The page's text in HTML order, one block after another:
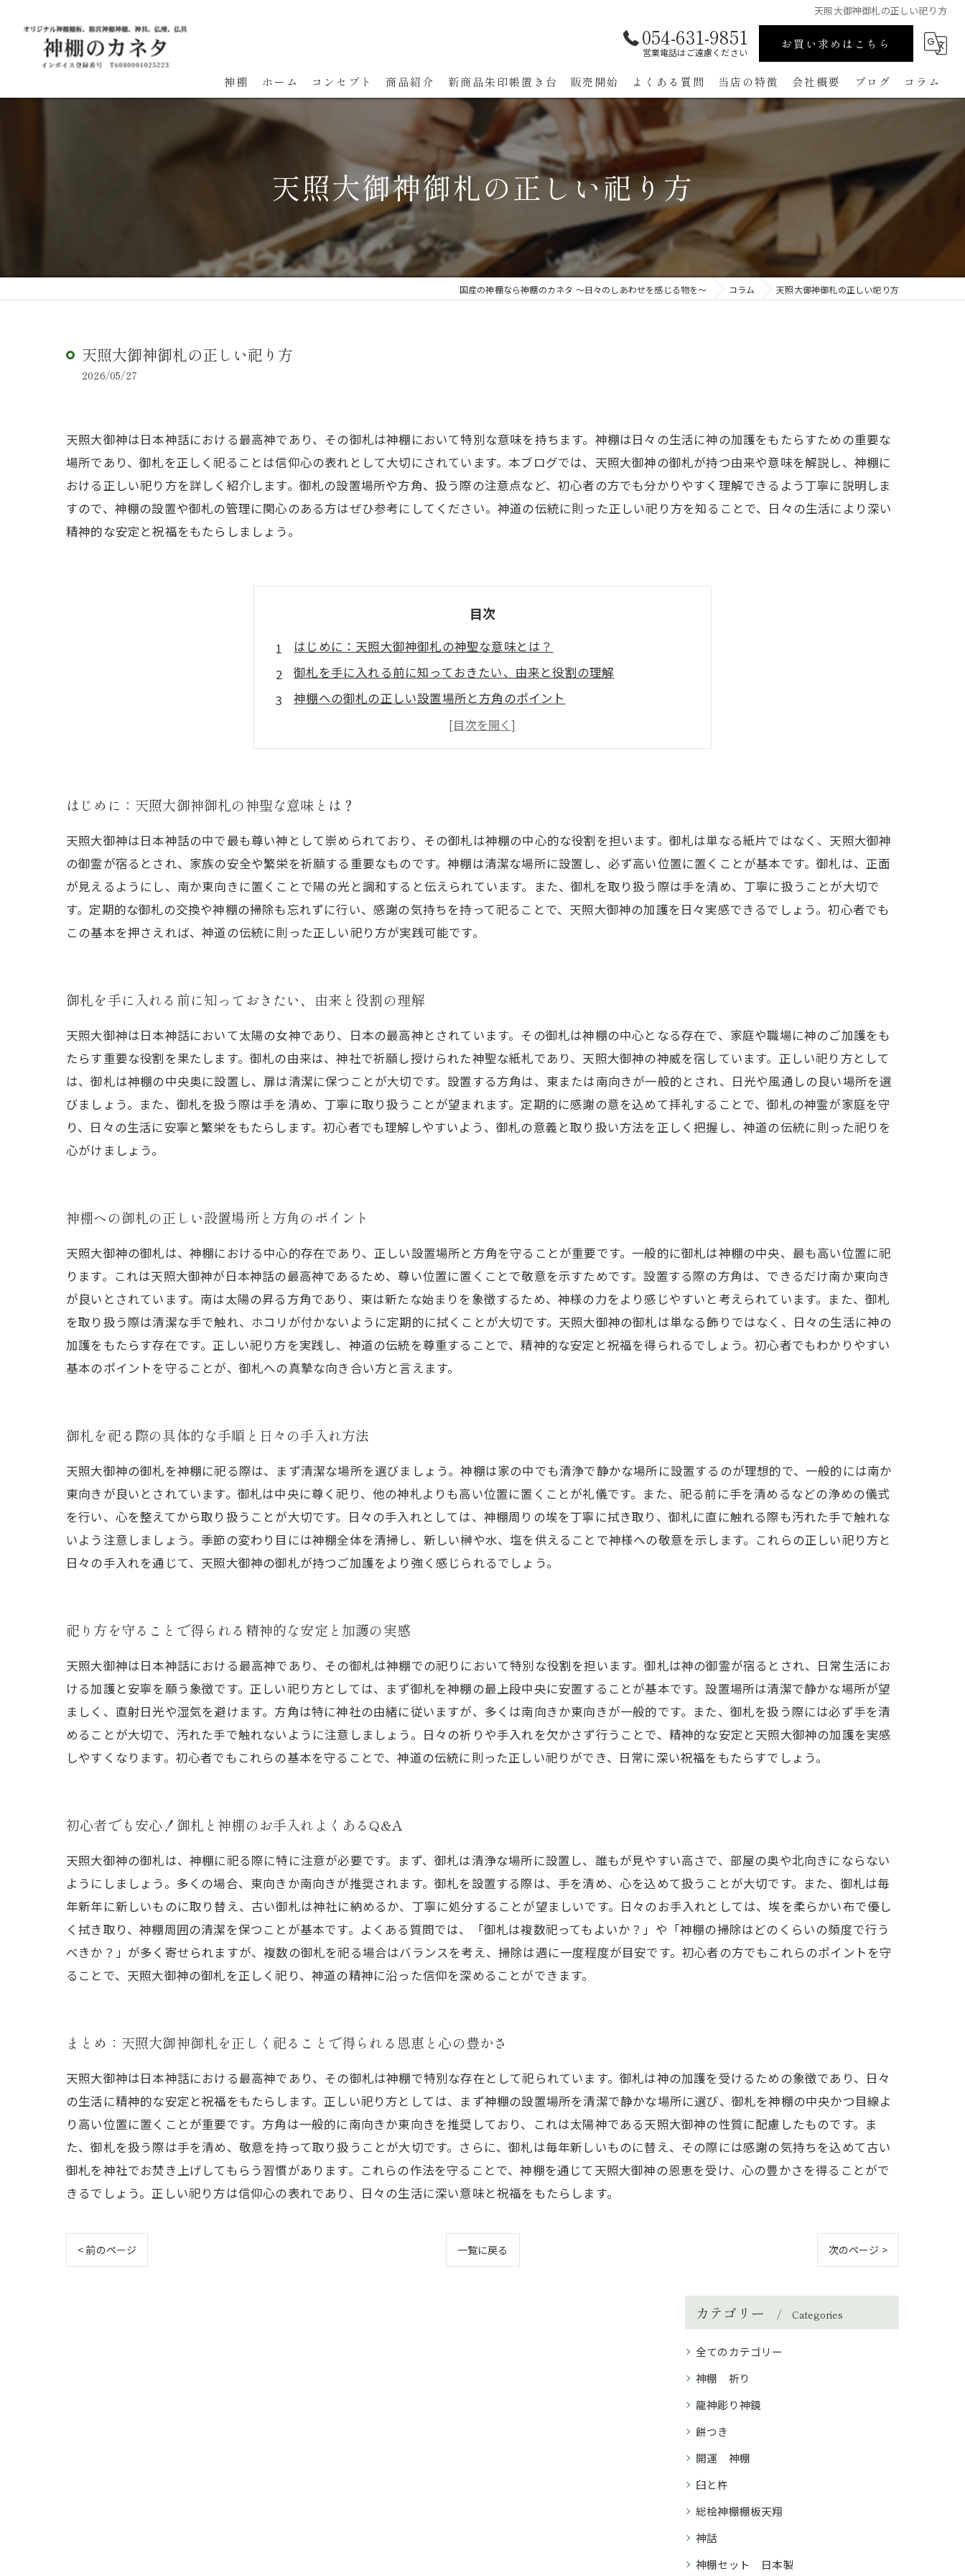
天照大御神御札の正しい祀り方
054-631-9851
営業電話はご遠慮ください
お買い求めはこちら
神棚 ホーム コンセプト 商品紹介 新商品朱印帳置き台 販売開始 よくある質問 当店の特徴
手作り
コンパクト
会社概要 ブログ コラム
天照大御神御札の正しい祀り方
国産の神棚なら神棚のカネタ ～日々のしあわせを感じる物を～ コラム 天照大御神御札の正しい祀り方
天照大御神御札の正しい祀り方
2026/05/27
天照大御神は日本神話における最高神であり、その御札は神棚において特別な意味を持ちます。神棚は日々の生活に神の加護をもたらすための重要な
場所であり、御札を正しく祀ることは信仰心の表れとして大切にされています。本ブログでは、天照大御神の御札が持つ由来や意味を解説し、神棚に
おける正しい祀り方を詳しく紹介します。御札の設置場所や方角、扱う際の注意点など、初心者の方でも分かりやすく理解できるよう丁寧に説明しま
すので、神棚の設置や御札の管理に関心のある方はぜひ参考にしてください。神道の伝統に則った正しい祀り方を知ることで、日々の生活により深い
精神的な安定と祝福をもたらしましょう。
目次
はじめに：天照大御神御札の神聖な意味とは？
御札を手に入れる前に知っておきたい、由来と役割の理解
神棚への御札の正しい設置場所と方角のポイント
御札を祀る際の具体的な手順と日々の手入れ方法
祀り方を守ることで得られる精神的な安定と加護の実感
まとめ：天照大御神御札を正しく祀ることで得られる恩恵と心の豊かさ
はじめに：天照大御神御札の神聖な意味とは？
天照大御神は日本神話の中で最も尊い神として崇められており、その御札は神棚の中心的な役割を担います。御札は単なる紙片ではなく、天照大御神
の御霊が宿るとされ、家族の安全や繁栄を祈願する重要なものです。神棚は清潔な場所に設置し、必ず高い位置に置くことが基本です。御札は、正面
が見えるようにし、南か東向きに置くことで陽の光と調和すると伝えられています。また、御札を取り扱う際は手を清め、丁寧に扱うことが大切で
す。定期的な御札の交換や神棚の掃除も忘れずに行い、感謝の気持ちを持って祀ることで、天照大御神の加護を日々実感できるでしょう。初心者でも
この基本を押さえれば、神道の伝統に則った正しい祀り方が実践可能です。
御札を手に入れる前に知っておきたい、由来と役割の理解
天照大御神は日本神話において太陽の女神であり、日本の最高神とされています。その御札は神棚の中心となる存在で、家庭や職場に神のご加護をも
たらす重要な役割を果たします。御札の由来は、神社で祈願し授けられた神聖な紙札であり、天照大御神の神威を宿しています。正しい祀り方として
は、御札は神棚の中央奥に設置し、扉は清潔に保つことが大切です。設置する方角は、東または南向きが一般的とされ、日光や風通しの良い場所を選
びましょう。また、御札を扱う際は手を清め、丁寧に取り扱うことが望まれます。定期的に感謝の意を込めて拝礼することで、御札の神霊が家庭を守
り、日々の生活に安寧と繁栄をもたらします。初心者でも理解しやすいよう、御札の意義と取り扱い方法を正しく把握し、神道の伝統に則った祀りを
心がけましょう。
神棚への御札の正しい設置場所と方角のポイント
天照大御神の御札は、神棚における中心的存在であり、正しい設置場所と方角を守ることが重要です。一般的に御札は神棚の中央、最も高い位置に祀
ります。これは天照大御神が日本神話の最高神であるため、尊い位置に置くことで敬意を示すためです。設置する際の方角は、できるだけ南か東向き
が良いとされています。南は太陽の昇る方角であり、東は新たな始まりを象徴するため、神様の力をより感じやすいと考えられています。また、御札
を取り扱う際は清潔な手で触れ、ホコリが付かないように定期的に拭くことが大切です。天照大御神の御札は単なる飾りではなく、日々の生活に神の
加護をもたらす存在です。正しい祀り方を実践し、神道の伝統を尊重することで、精神的な安定と祝福を得られるでしょう。初心者でもわかりやすい
基本のポイントを守ることが、御札への真摯な向き合い方と言えます。
御札を祀る際の具体的な手順と日々の手入れ方法
天照大御神の御札を神棚に祀る際は、まず清潔な場所を選びましょう。神棚は家の中でも清浄で静かな場所に設置するのが理想的で、一般的には南か
東向きが良いとされています。御札は中央に尊く祀り、他の神札よりも高い位置に置くことが礼儀です。また、祀る前に手を清めるなどの浄めの儀式
を行い、心を整えてから取り扱うことが大切です。日々の手入れとしては、神棚周りの埃を丁寧に拭き取り、御札に直に触れる際も汚れた手で触れな
いよう注意しましょう。季節の変わり目には神棚全体を清掃し、新しい榊や水、塩を供えることで神様への敬意を示します。これらの正しい祀り方と
日々の手入れを通じて、天照大御神の御札が持つご加護をより強く感じられるでしょう。
祀り方を守ることで得られる精神的な安定と加護の実感
天照大御神は日本神話における最高神であり、その御札は神棚での祀りにおいて特別な役割を担います。御札は神の御霊が宿るとされ、日常生活にお
ける加護と安寧を願う象徴です。正しい祀り方としては、まず御札を神棚の最上段中央に安置することが基本です。設置場所は清潔で静かな場所が望
ましく、直射日光や湿気を避けます。方角は特に神社の由緒に従いますが、多くは南向きか東向きが一般的です。また、御札を扱う際には必ず手を清
めることが大切で、汚れた手で触れないように注意しましょう。日々の祈りや手入れを欠かさず行うことで、精神的な安定と天照大御神の加護を実感
しやすくなります。初心者でもこれらの基本を守ることで、神道の伝統に則った正しい祀りができ、日常に深い祝福をもたらすでしょう。
初心者でも安心！御札と神棚のお手入れよくあるQ&A
天照大御神の御札は、神棚に祀る際に特に注意が必要です。まず、御札は清浄な場所に設置し、誰もが見やすい高さで、部屋の奥や北向きにならない
ようにしましょう。多くの場合、東向きか南向きが推奨されます。御札を設置する際は、手を清め、心を込めて扱うことが大切です。また、御札は毎
年新年に新しいものに取り替え、古い御札は神社に納めるか、丁寧に処分することが望ましいです。日々のお手入れとしては、埃を柔らかい布で優し
く拭き取り、神棚周囲の清潔を保つことが基本です。よくある質問では、「御札は複数祀ってもよいか？」や「神棚の掃除はどのくらいの頻度で行う
べきか？」が多く寄せられますが、複数の御札を祀る場合はバランスを考え、掃除は週に一度程度が目安です。初心者の方でもこれらのポイントを守
ることで、天照大御神の御札を正しく祀り、神道の精神に沿った信仰を深めることができます。
まとめ：天照大御神御札を正しく祀ることで得られる恩恵と心の豊かさ
天照大御神は日本神話における最高神であり、その御札は神棚で特別な存在として祀られています。御札は神の加護を受けるための象徴であり、日々
の生活に精神的な安定と祝福をもたらします。正しい祀り方としては、まず神棚の設置場所を清潔で静かな場所に選び、御札を神棚の中央かつ目線よ
り高い位置に置くことが重要です。方角は一般的に南向きか東向きを推奨しており、これは太陽神である天照大御神の性質に配慮したものです。ま
た、御札を扱う際は手を清め、敬意を持って取り扱うことが大切です。さらに、御札は毎年新しいものに替え、その際には感謝の気持ちを込めて古い
御札を神社でお焚き上げしてもらう習慣があります。これらの作法を守ることで、神棚を通じて天照大御神の恩恵を受け、心の豊かさを得ることがで
きるでしょう。正しい祀り方は信仰心の表れであり、日々の生活に深い意味と祝福をもたらします。
< 前のページ 一覧に戻る 次のページ >
カテゴリー Categories
全てのカテゴリー
神棚 祈り
龍神彫り神鏡
餅つき
開運 神棚
臼と杵
総桧神棚棚板天翔
神話
神棚セット 日本製